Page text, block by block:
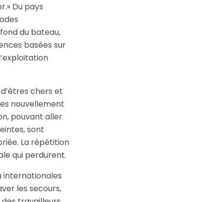
Du pays
du bateau,
basées sur
chers et
nouvellement
pouvant aller
sont
La répétition
qui perdurent.
internationales
les secours,